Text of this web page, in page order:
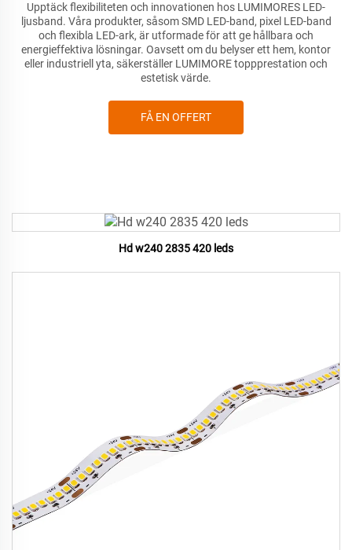
Upptäck flexibiliteten och innovationen hos LUMIMORES LED-
ljusband. Våra produkter, såsom SMD LED-band, pixel LED-band
och flexibla LED-ark, är utformade för att ge hållbara och
energieffektiva lösningar. Oavsett om du belyser ett hem, kontor
eller industriell yta, säkerställer LUMIMORE toppprestation och
estetisk värde.
FÅ EN OFFERT
Hd w240 2835 420 leds